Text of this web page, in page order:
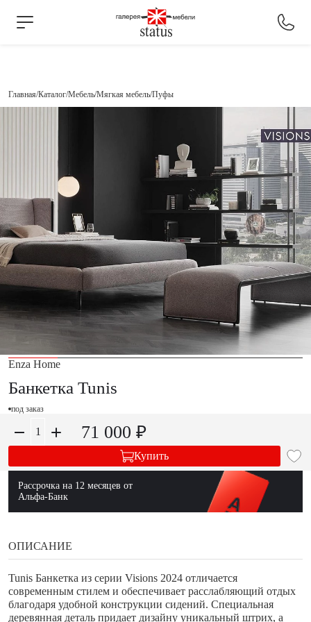
Главная Каталог Мебель Мягкая мебель Пуфы
Enza Home
Банкетка Tunis
под заказ
71 000 ₽
Купить
Рассрочка на 12 месяцев от
Альфа-Банк
ОПИСАНИЕ
Tunis Банкетка из серии Visions 2024 отличается
современным стилем и обеспечивает расслабляющий отдых
благодаря удобной конструкции сидений. Специальная
деревянная деталь придает дизайну уникальный штрих, а